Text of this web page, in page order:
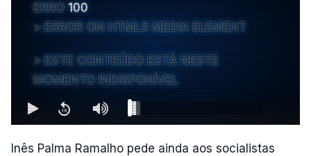
ERRO 100
ERROR ON HTML5 MEDIA ELEMENT
ESTE CONTEÚDO ESTÁ NESTE
MOMENTO INDISPONÍVEL
Inês Palma Ramalho pede ainda aos socialistas